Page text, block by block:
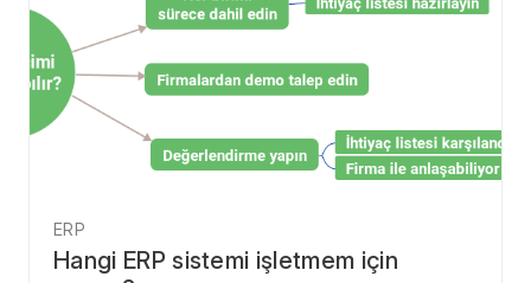
ERP
Hangi ERP sistemi işletmem için